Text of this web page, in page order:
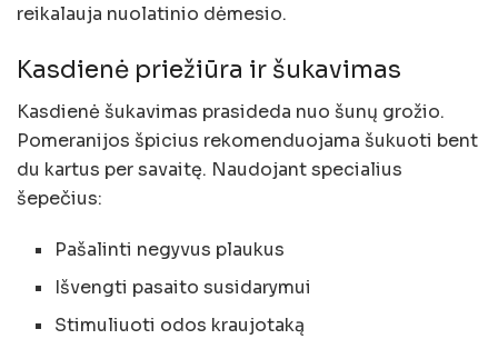
reikalauja nuolatinio dėmesio.
Kasdienė priežiūra ir šukavimas
Kasdienė šukavimas prasideda nuo šunų grožio.
Pomeranijos špicius rekomenduojama šukuoti bent
du kartus per savaitę. Naudojant specialius
šepečius:
Pašalinti negyvus plaukus
Išvengti pasaito susidarymui
Stimuliuoti odos kraujotaką